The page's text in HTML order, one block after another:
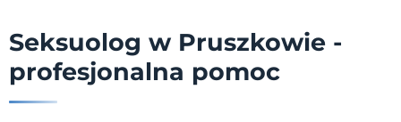
Seksuolog w Pruszkowie -
profesjonalna pomoc